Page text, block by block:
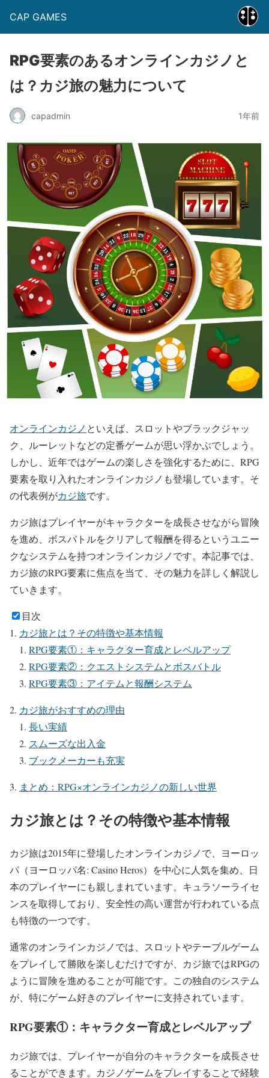
CAP GAMES
RPG要素のあるオンラインカジノと
は？カジ旅の魅力について
capadmin 1年前
オンラインカジノ といえば、スロットやブラックジャッ
ク、ルーレットなどの定番ゲームが思い浮かぶでしょう。
しかし、近年ではゲームの楽しさを強化するために、RPG
要素を取り入れたオンラインカジノも登場しています。そ
の代表例がカジ旅です。
カジ旅はプレイヤーがキャラクターを成長させながら冒険
を進め、ボスバトルをクリアして報酬を得るというユニー
クなシステムを持つオンラインカジノです。本記事では、
カジ旅のRPG要素に焦点を当て、その魅力を詳しく解説し
ていきます。
目次
カジ旅とは？その特徴や基本情報
RPG要素①：キャラクター育成とレベルアップ
RPG要素②：クエストシステムとボスバトル
RPG要素③：アイテムと報酬システム
カジ旅がおすすめの理由
長い実績
スムーズな出入金
ブックメーカーも充実
まとめ：RPG×オンラインカジノの新しい世界
カジ旅とは？その特徴や基本情報
カジ旅は2015年に登場したオンラインカジノで、ヨーロッ
パ（ヨーロッパ名: Casino Heros）を中心に人気を集め、日
本のプレイヤーにも親しまれています。キュラソーライセ
ンスを取得しており、安全性の高い運営が行われている点
も特徴の一つです。
通常のオンラインカジノでは、スロットやテーブルゲーム
をプレイして勝敗を楽しむだけですが、カジ旅ではRPGの
ように冒険を進めることが可能です。この独自のシステム
が、特にゲーム好きのプレイヤーに支持されています。
RPG要素①：キャラクター育成とレベルアップ
カジ旅では、プレイヤーが自分のキャラクターを成長させ
ることができます。カジノゲームをプレイすることで経験